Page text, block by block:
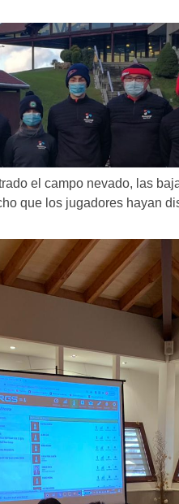
el campo nevado, las
que los jugadores hayan